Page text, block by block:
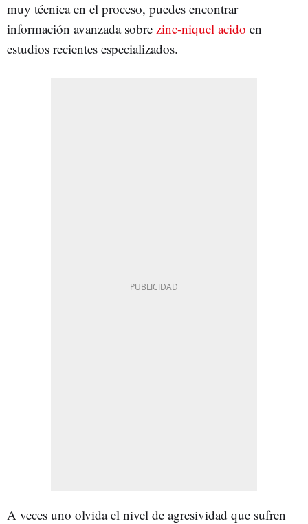
muy técnica en el proceso, puedes encontrar
información avanzada sobre zinc-niquel acido en
estudios recientes especializados.
A veces uno olvida el nivel de agresividad que sufren